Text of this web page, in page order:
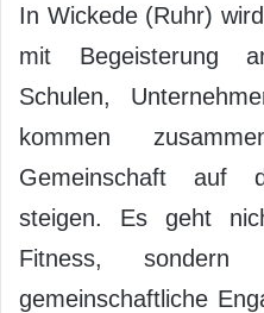
In Wickede (Ruhr)
mit Begeisterung
Schulen,
kommen
Gemeinschaft auf
steigen. Es geht
Fitness,
gemeinschaftliche